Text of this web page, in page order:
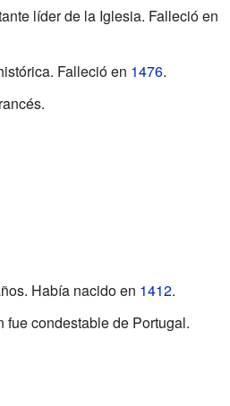
líder de la Iglesia. Falleció en
Falleció en 1476.
Había nacido en 1412.
fue condestable de Portugal.